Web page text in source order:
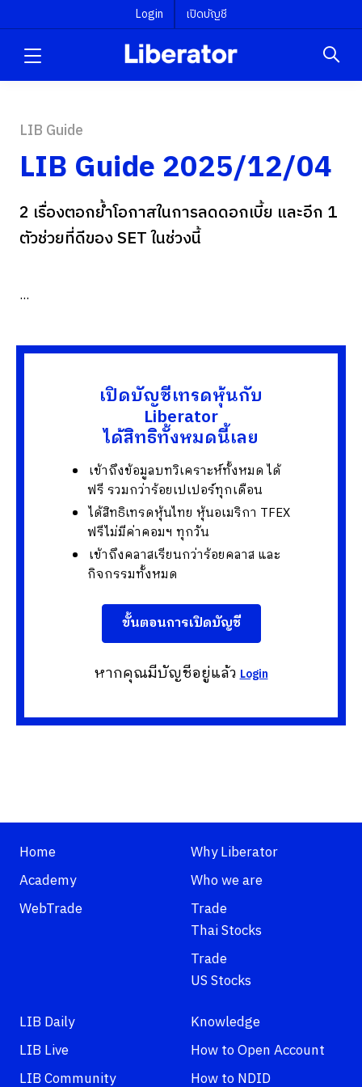
Login เปิดบัญชี
LIB Guide
LIB Guide 2025/12/04
2 เรื่องตอกย้ำโอกาสในการลดดอกเบี้ย และอีก 1
ตัวช่วยที่ดีของ SET ในช่วงนี้
...
เปิดบัญชีเทรดหุ้นกับ
Liberator
ได้สิทธิทั้งหมดนี้เลย
เข้าถึงข้อมูลบทวิเคราะห์ทั้งหมด ได้
ฟรี รวมกว่าร้อยเปเปอร์ทุกเดือน
ได้สิทธิเทรดหุ้นไทย หุ้นอเมริกา TFEX
ฟรีไม่มีค่าคอมฯ ทุกวัน
เข้าถึงคลาสเรียนกว่าร้อยคลาส และ
กิจกรรมทั้งหมด
ขั้นตอนการเปิดบัญชี
หากคุณมีบัญชีอยู่แล้วLogin
Home
Academy
WebTrade
Why Liberator
Who we are
Trade
Thai Stocks
Trade
US Stocks
LIB Daily
LIB Live
LIB Community
Knowledge
How to Open Account
How to NDID